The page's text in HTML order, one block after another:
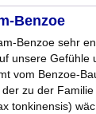
Benzoe
Benzoe sehr
unsere Gefühle
vom Benzoe-
zu der
tonkinensis)